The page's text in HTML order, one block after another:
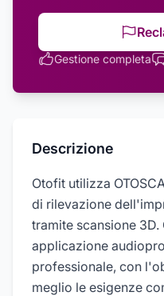
Gestione completa
Descrizione
Otofit utilizza
di rilevazione
tramite scansione
applicazione
professionale, con
meglio le esigenze